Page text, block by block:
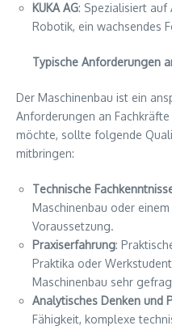
KUKA AG: Spezialisiert auf
Robotik, ein wachsendes
Typische Anforderungen
Der Maschinenbau ist ein
Anforderungen an
möchte, sollte folgende
mitbringen:
Technische
Maschinenbau oder
Voraussetzung.
Praxiserfahrung:
Praktika oder
Maschinenbau sehr
Analytisches Denken und
Fähigkeit, komplexe